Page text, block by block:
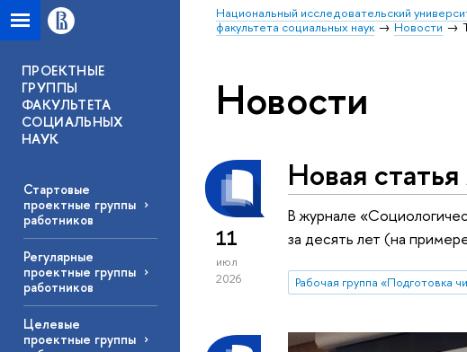
Национальный исследовательский
факультета социальных наук
Новости
ПРОЕКТНЫЕ
ГРУППЫ
ФАКУЛЬТЕТА
СОЦИАЛЬНЫХ
НАУК
Стартовые
проектные группы
работников
Регулярные
проектные группы
работников
Целевые
проектные группы
Новости
11
июл
2026
Новая
В журнале
за десять лет (на